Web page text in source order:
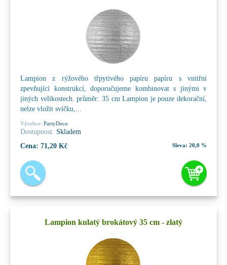
Lampion z rýžového třpytivého papíru papíru s vnitřní
zpevňující konstrukcí, doporučujeme kombinovat s jinými v
jiných velikostech. průměr: 35 cm Lampion je pouze dekorační,
nelze vložit svíčku,...
Výrobce: PartyDeco
Dostupnost: Skladem
Cena: 71,20 Kč Sleva: 20,0 %
Lampion kulatý brokátový 35 cm - zlatý